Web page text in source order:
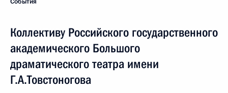
Коллективу Российского государственного
академического Большого
драматического театра имени
Г.А.Товстоногова